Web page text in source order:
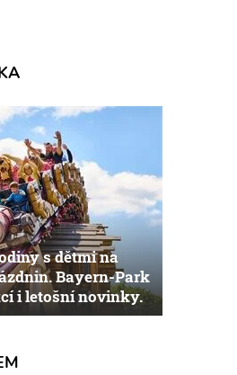
s dětmi na
Bayern-Park
i letošní novinky.